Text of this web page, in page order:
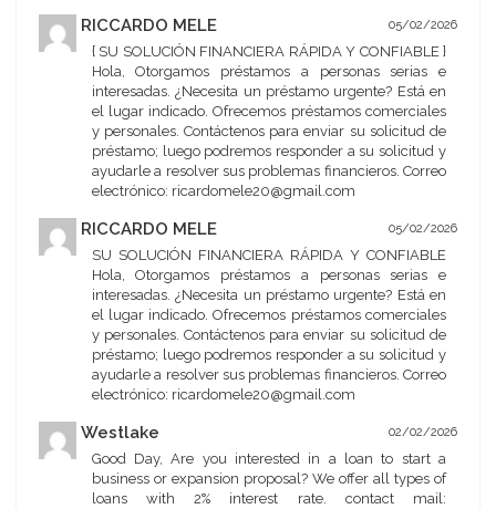
RICCARDO MELE 05/02/2026
{ SU SOLUCIÓN FINANCIERA RÁPIDA Y CONFIABLE }
Hola, Otorgamos préstamos a personas serias e
interesadas. ¿Necesita un préstamo urgente? Está en
el lugar indicado. Ofrecemos préstamos comerciales
y personales. Contáctenos para enviar su solicitud de
préstamo; luego podremos responder a su solicitud y
ayudarle a resolver sus problemas financieros. Correo
electrónico: ricardomele20@gmail.com
RICCARDO MELE 05/02/2026
SU SOLUCIÓN FINANCIERA RÁPIDA Y CONFIABLE
Hola, Otorgamos préstamos a personas serias e
interesadas. ¿Necesita un préstamo urgente? Está en
el lugar indicado. Ofrecemos préstamos comerciales
y personales. Contáctenos para enviar su solicitud de
préstamo; luego podremos responder a su solicitud y
ayudarle a resolver sus problemas financieros. Correo
electrónico: ricardomele20@gmail.com
Westlake 02/02/2026
Good Day, Are you interested in a loan to start a
business or expansion proposal? We offer all types of
loans with 2% interest rate. contact mail: